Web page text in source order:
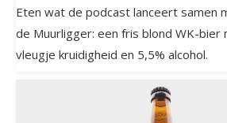
Eten wat de podcast lanceert samen
de Muurligger: een fris blond WK-bier
vleugje kruidigheid en 5,5% alcohol.